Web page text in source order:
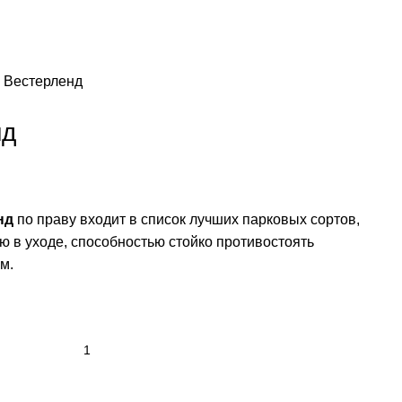
Вестерленд
по праву входит в список лучших парковых сортов,
в уходе, способностью стойко противостоять